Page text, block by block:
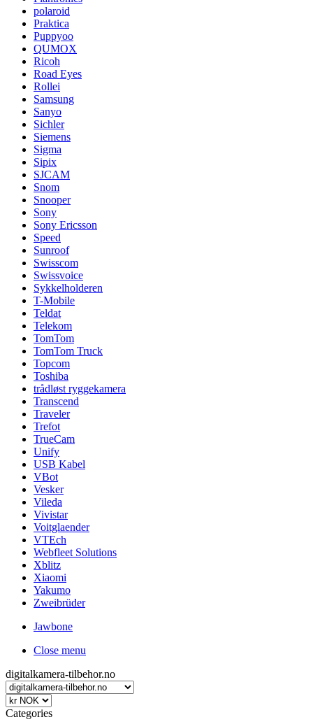
polaroid
Praktica
Puppyoo
QUMOX
Ricoh
Road Eyes
Rollei
Samsung
Sanyo
Sichler
Siemens
Sigma
Sipix
SJCAM
Snom
Snooper
Sony
Sony Ericsson
Speed
Sunroof
Swisscom
Swissvoice
Sykkelholderen
T-Mobile
Teldat
Telekom
TomTom
TomTom Truck
Topcom
Toshiba
trådløst ryggekamera
Transcend
Traveler
Trefot
TrueCam
Unify
USB Kabel
VBot
Vesker
Vileda
Vivistar
Voitglaender
VTEch
Webfleet Solutions
Xblitz
Xiaomi
Yakumo
Zweibrüder
Jawbone
Close menu
digitalkamera-tilbehor.no
Categories